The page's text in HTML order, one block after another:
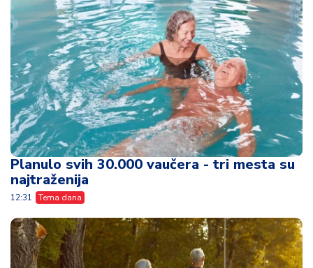
Planulo svih 30.000 vaučera - tri mesta su
najtraženija
12:31 Tema dana